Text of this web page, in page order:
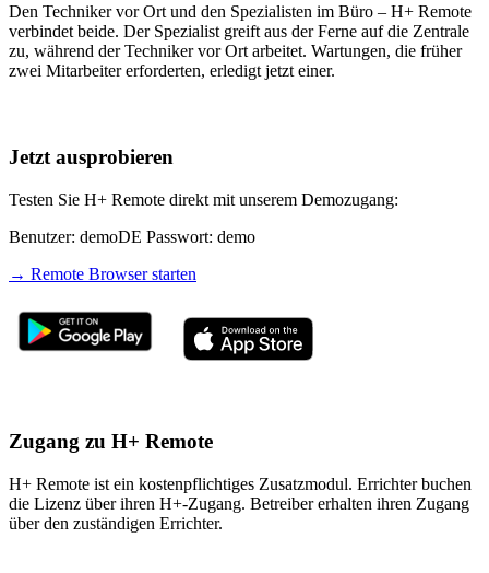
Den Techniker vor Ort und den Spezialisten im Büro – H+ Remote
verbindet beide. Der Spezialist greift aus der Ferne auf die Zentrale
zu, während der Techniker vor Ort arbeitet. Wartungen, die früher
zwei Mitarbeiter erforderten, erledigt jetzt einer.
Jetzt ausprobieren
Testen Sie H+ Remote direkt mit unserem Demozugang:
Benutzer: demoDE Passwort: demo
→ Remote Browser starten
Zugang zu H+ Remote
H+ Remote ist ein kostenpflichtiges Zusatzmodul. Errichter buchen
die Lizenz über ihren H+-Zugang. Betreiber erhalten ihren Zugang
über den zuständigen Errichter.